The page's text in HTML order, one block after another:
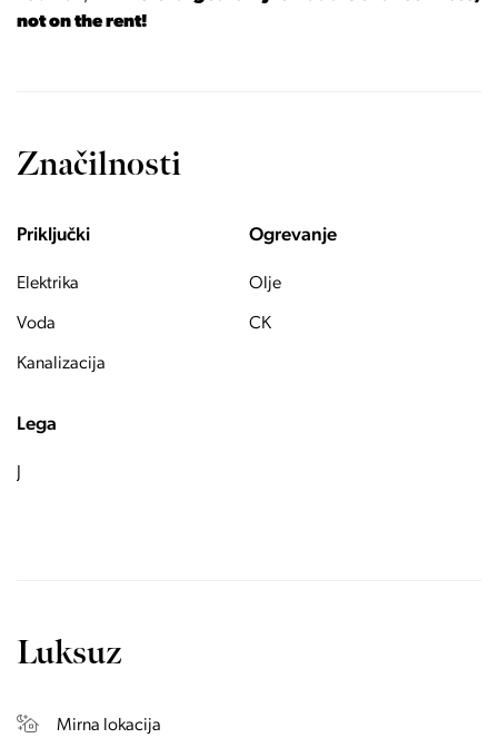
not on the rent!
Značilnosti
Priključki
Elektrika
Voda
Kanalizacija
Ogrevanje
Olje
CK
Lega
Luksuz
Mirna lokacija